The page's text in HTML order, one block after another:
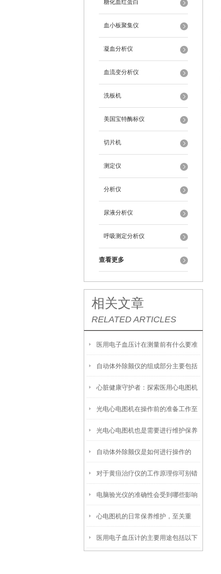
糖化血红蛋白
血小板聚集仪
凝血分析仪
血流变分析仪
洗板机
美国宝特酶标仪
切片机
测定仪
分析仪
尿液分析仪
呼吸测定分析仪
查看更多
相关文章
RELATED ARTICLES
医用电子血压计在测量前有什么要准
备的呢？
自动体外除颤仪的组成部分主要包括
以下几方面
心脏健康守护者：探索医用心电图机
的神奇原理
光电心电图机在操作前的准备工作至
关重要
光电心电图机也是需要进行维护保养
的
自动体外除颤仪是如何进行操作的
呢？
对于黄疸治疗仪的工作原理你可别错
过了！
电脑验光仪的准确性会受到哪些影响
呢？
心电图机的日常保养维护，至关重
要！
医用电子血压计的主要用途包括以下